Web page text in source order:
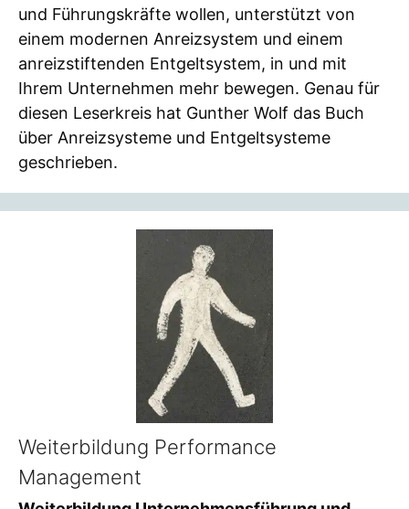
und Führungskräfte wollen, unterstützt von
einem modernen Anreizsystem und einem
anreizstiftenden Entgeltsystem, in und mit
Ihrem Unternehmen mehr bewegen. Genau für
diesen Leserkreis hat Gunther Wolf das Buch
über Anreizsysteme und Entgeltsysteme
geschrieben.
Weiterbildung Performance
Management